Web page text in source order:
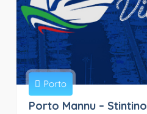
Porto
Porto Mannu – Stintino